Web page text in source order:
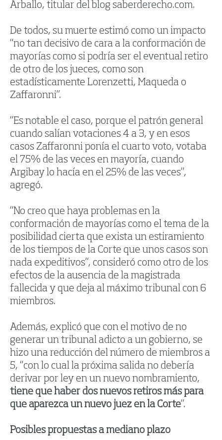
Arballo, titular del blog saberderecho.com.
De todos, su muerte estimó como un impacto
“no tan decisivo de cara a la conformación de
mayorías como si podría ser el eventual retiro
de otro de los jueces, como son
estadísticamente Lorenzetti, Maqueda o
Zaffaronni”.
“Es notable el caso, porque el patrón general
cuando salían votaciones 4 a 3, y en esos
casos Zaffaronni ponía el cuarto voto, votaba
el 75% de las veces en mayoría, cuando
Argibay lo hacía en el 25% de las veces”,
agregó.
“No creo que haya problemas en la
conformación de mayorías como el tema de la
posibilidad cierta que exista un estiramiento
de los tiempos de la Corte que unos casos son
nada expeditivos”, consideró como otro de los
efectos de la ausencia de la magistrada
fallecida y que deja al máximo tribunal con 6
miembros.
Además, explicó que con el motivo de no
generar un tribunal adicto a un gobierno, se
hizo una reducción del número de miembros a
5, “con lo cual la próxima salida no debería
derivar por ley en un nuevo nombramiento,
tiene que haber dos nuevos retiros más para
que aparezca un nuevo juez en la Corte”.
Posibles propuestas a mediano plazo